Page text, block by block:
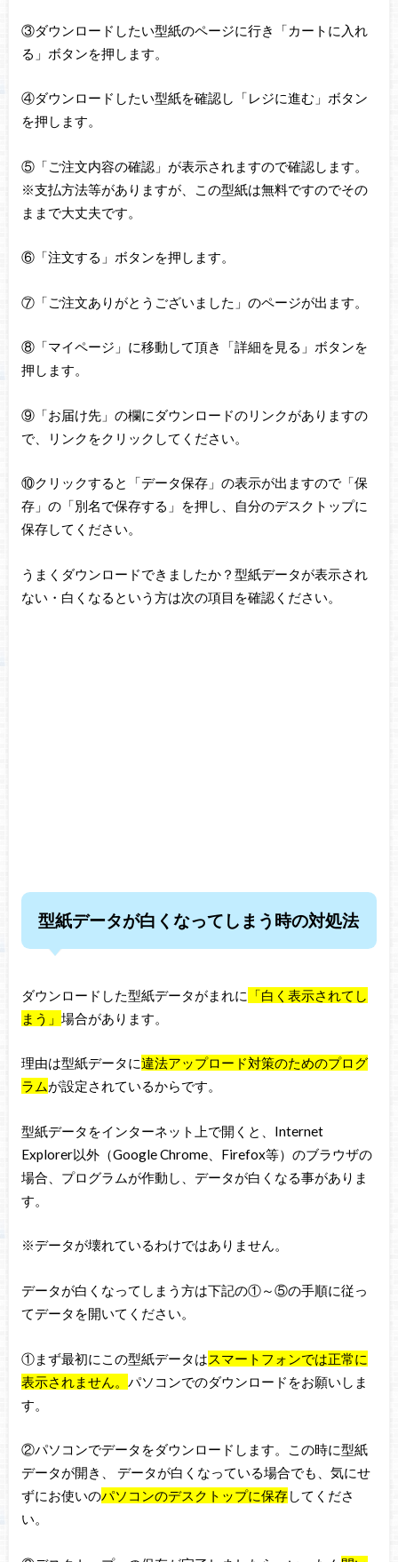
③ダウンロードしたい型紙のページに行き「カートに入れ
る」ボタンを押します。
④ダウンロードしたい型紙を確認し「レジに進む」ボタン
を押します。
⑤「ご注文内容の確認」が表示されますので確認します。
※支払方法等がありますが、この型紙は無料ですのでその
ままで大丈夫です。
⑥「注文する」ボタンを押します。
⑦「ご注文ありがとうございました」のページが出ます。
⑧「マイページ」に移動して頂き「詳細を見る」ボタンを
押します。
⑨「お届け先」の欄にダウンロードのリンクがありますの
で、リンクをクリックしてください。
⑩クリックすると「データ保存」の表示が出ますので「保
存」の「別名で保存する」を押し、自分のデスクトップに
保存してください。
うまくダウンロードできましたか？型紙データが表示され
ない・白くなるという方は次の項目を確認ください。
型紙データが白くなってしまう時の対処法
ダウンロードした型紙データがまれに 「白く表示されてし
まう」 場合があります。
理由は型紙データに違法アップロード対策のためのプログ
ラムが設定されているからです。
型紙データをインターネット上で開くと、Internet
Explorer以外（Google Chrome、Firefox等）のブラウザの
場合、プログラムが作動し、データが白くなる事がありま
す。
※データが壊れているわけではありません。
データが白くなってしまう方は下記の①～⑤の手順に従っ
てデータを開いてください。
①まず最初にこの型紙データはスマートフォンでは正常に
表示されません。 パソコンでのダウンロードをお願いしま
す。
②パソコンでデータをダウンロードします。この時に型紙
データが開き、 データが白くなっている場合でも、気にせ
ずにお使いのパソコンのデスクトップに保存してくださ
い。